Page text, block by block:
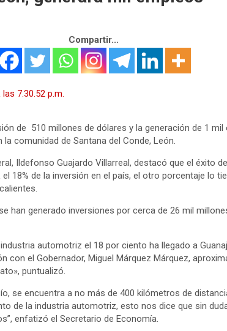
Compartir...
de 510 millones de dólares y la generación de 1
comunidad de Santana del Conde, León.
Ildefonso Guajardo Villarreal, destacó que el éxito
18% de la inversión en el país, el otro porcentaje lo
han generado inversiones por cerca de 26 mil
automotriz el 18 por ciento ha llegado a
con el Gobernador, Miguel Márquez Márquez,
puntualizó.
se encuentra a no más de 400 kilómetros de
de la industria automotriz, esto nos dice que sin
enfatizó el Secretario de Economía.